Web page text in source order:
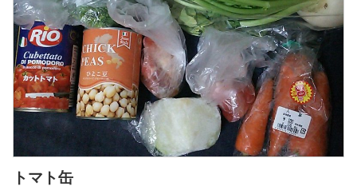
トマト缶